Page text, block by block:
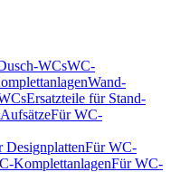
WCsWC-
Wand-
Ersatzteile für Stand-
Für WC-
DesignplattenFür WC-
KomplettanlagenFür WC-